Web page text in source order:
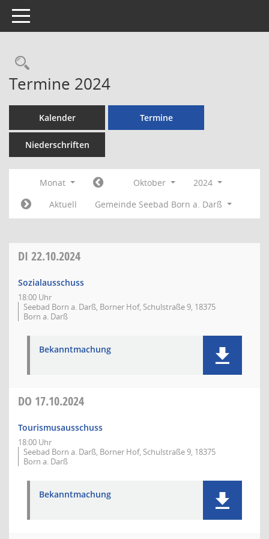
Toggle navigation
Rechercheauswahl
Termine 2024
Kalender Termine
Niederschriften
Monat Oktober
2024
Aktuell
Gemeinde Seebad Born a. Darß
DI 22.10.2024
Sozialausschuss
18:00 Uhr
Seebad Born a. Darß, Borner Hof, Schulstraße 9, 18375
Born a. Darß
Bekanntmachung
DO 17.10.2024
Tourismusausschuss
18:00 Uhr
Seebad Born a. Darß, Borner Hof, Schulstraße 9, 18375
Born a. Darß
Bekanntmachung